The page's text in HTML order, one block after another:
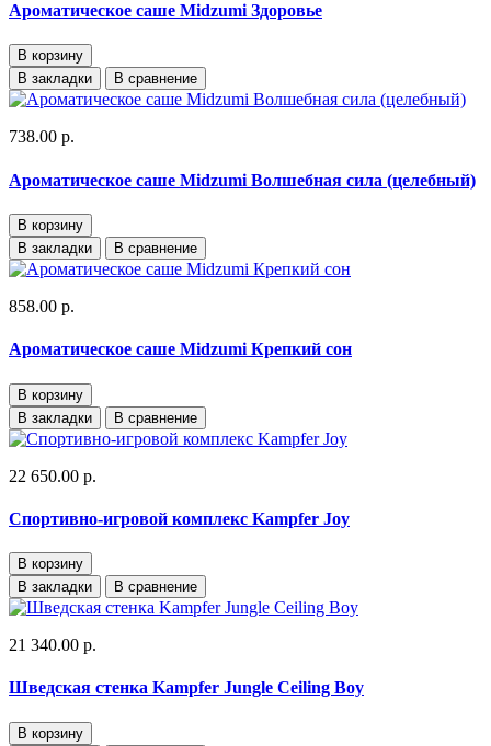
Ароматическое саше Midzumi Здоровье
В корзину
В закладки
В сравнение
738.00 р.
Ароматическое саше Midzumi Волшебная сила (целебный)
В корзину
В закладки
В сравнение
858.00 р.
Ароматическое саше Midzumi Крепкий сон
В корзину
В закладки
В сравнение
22 650.00 р.
Спортивно-игровой комплекс Kampfer Joy
В корзину
В закладки
В сравнение
21 340.00 р.
Шведская стенка Kampfer Jungle Ceiling Boy
В корзину